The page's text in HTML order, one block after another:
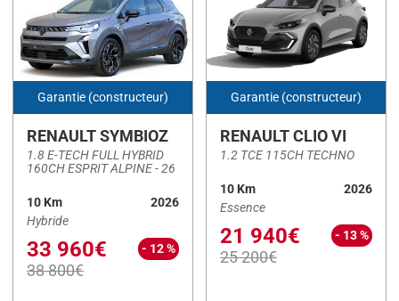
KUGA (1)
LEON ST (1)
MACAN (1)
MASTER IV FG (1)
MEGANE IV (16)
MG3 (1)
MINI
Navara
Garantie (constructeur)
RENAULT SYMBIOZ
1.8 E-TECH FULL HYBRID
160CH ESPRIT ALPINE - 26
10 Km
2026
Hybride
33 960€
38 800€
- 12 %
Garantie (constructeur)
RENAULT CLIO VI
1.2 TCE 115CH TECHNO
10 Km
2026
Essence
21 940€
25 200€
- 13 %